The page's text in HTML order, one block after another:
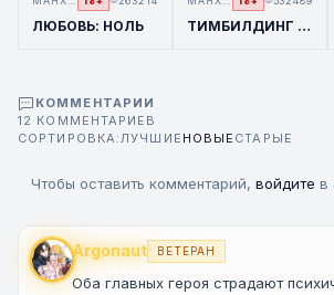
ЛЮБОВЬ: НОЛЬ ТИМБИЛДИНГ С МОИМИ БОССАМИ
КОММЕНТАРИИ
12 КОММЕНТАРИЕВ
СОРТИРОВКА:ЛУЧШИЕ НОВЫЕ СТАРЫЕ
Чтобы оставить комментарий, войдите в
Argonaut ВЕТЕРАН
Оба главных героя страдают